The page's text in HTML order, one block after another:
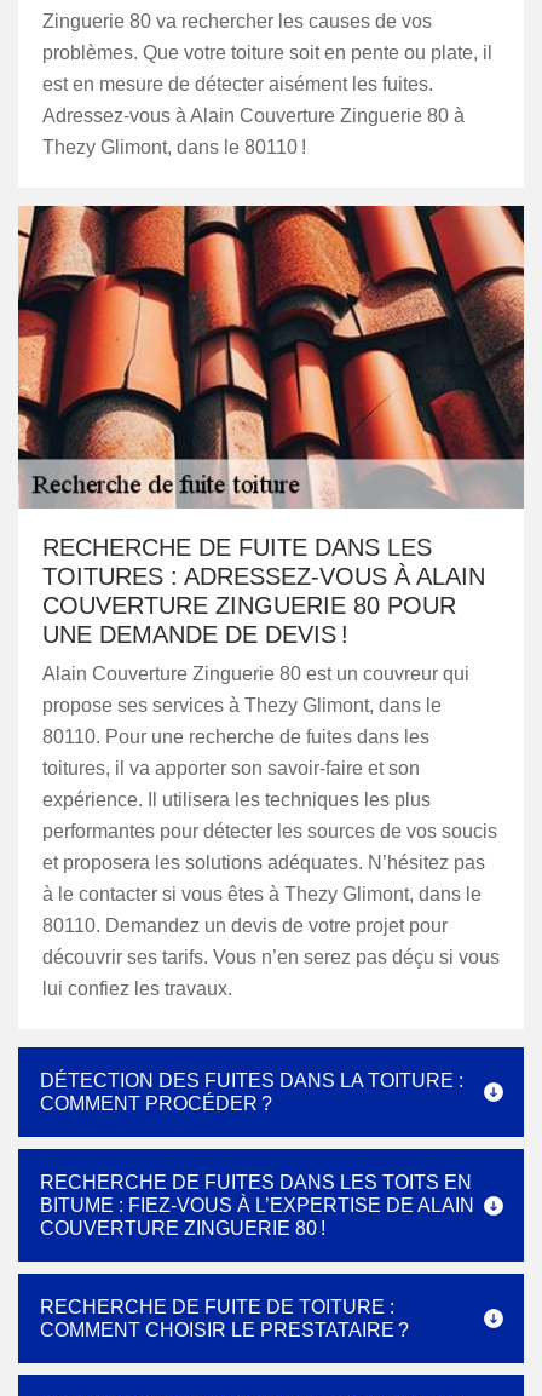
Zinguerie 80 va rechercher les causes de vos
problèmes. Que votre toiture soit en pente ou plate, il
est en mesure de détecter aisément les fuites.
Adressez-vous à Alain Couverture Zinguerie 80 à
Thezy Glimont, dans le 80110 !
RECHERCHE DE FUITE DANS LES
TOITURES : ADRESSEZ-VOUS À ALAIN
COUVERTURE ZINGUERIE 80 POUR
UNE DEMANDE DE DEVIS !
Alain Couverture Zinguerie 80 est un couvreur qui
propose ses services à Thezy Glimont, dans le
80110. Pour une recherche de fuites dans les
toitures, il va apporter son savoir-faire et son
expérience. Il utilisera les techniques les plus
performantes pour détecter les sources de vos soucis
et proposera les solutions adéquates. N’hésitez pas
à le contacter si vous êtes à Thezy Glimont, dans le
80110. Demandez un devis de votre projet pour
découvrir ses tarifs. Vous n’en serez pas déçu si vous
lui confiez les travaux.
DÉTECTION DES FUITES DANS LA TOITURE :
COMMENT PROCÉDER ?
RECHERCHE DE FUITES DANS LES TOITS EN
BITUME : FIEZ-VOUS À L’EXPERTISE DE ALAIN
COUVERTURE ZINGUERIE 80 !
RECHERCHE DE FUITE DE TOITURE :
COMMENT CHOISIR LE PRESTATAIRE ?